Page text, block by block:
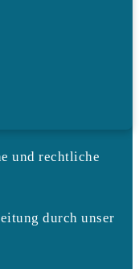
und rechtliche
durch unser